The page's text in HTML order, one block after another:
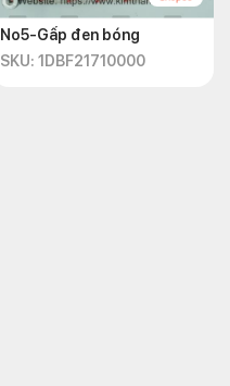
No5-Gấp đen bóng
SKU: 1DBF21710000